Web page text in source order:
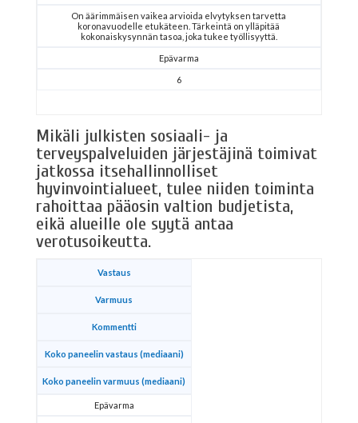
On äärimmäisen vaikea arvioida elvytyksen tarvetta
koronavuodelle etukäteen. Tärkeintä on ylläpitää
kokonaiskysynnän tasoa, joka tukee työllisyyttä.
Epävarma
6
Mikäli julkisten sosiaali- ja
terveyspalveluiden järjestäjinä toimivat
jatkossa itsehallinnolliset
hyvinvointialueet, tulee niiden toiminta
rahoittaa pääosin valtion budjetista,
eikä alueille ole syytä antaa
verotusoikeutta.
Vastaus
Varmuus
Kommentti
Koko paneelin vastaus (mediaani)
Koko paneelin varmuus (mediaani)
Epävarma